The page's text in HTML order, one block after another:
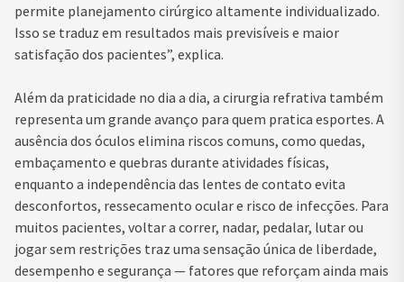
permite planejamento cirúrgico altamente individualizado.
Isso se traduz em resultados mais previsíveis e maior
satisfação dos pacientes”, explica.
Além da praticidade no dia a dia, a cirurgia refrativa também
representa um grande avanço para quem pratica esportes. A
ausência dos óculos elimina riscos comuns, como quedas,
embaçamento e quebras durante atividades físicas,
enquanto a independência das lentes de contato evita
desconfortos, ressecamento ocular e risco de infecções. Para
muitos pacientes, voltar a correr, nadar, pedalar, lutar ou
jogar sem restrições traz uma sensação única de liberdade,
desempenho e segurança — fatores que reforçam ainda mais